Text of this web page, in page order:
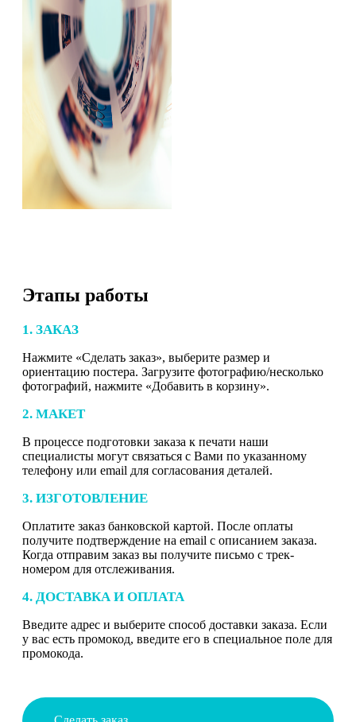
Этапы работы
1. ЗАКАЗ
Нажмите «Сделать заказ», выберите размер и
ориентацию постера. Загрузите фотографию/несколько
фотографий, нажмите «Добавить в корзину».
2. МАКЕТ
В процессе подготовки заказа к печати наши
специалисты могут связаться с Вами по указанному
телефону или email для согласования деталей.
3. ИЗГОТОВЛЕНИЕ
Оплатите заказ банковской картой. После оплаты
получите подтверждение на email с описанием заказа.
Когда отправим заказ вы получите письмо с трек-
номером для отслеживания.
4. ДОСТАВКА И ОПЛАТА
Введите адрес и выберите способ доставки заказа. Если
у вас есть промокод, введите его в специальное поле для
промокода.